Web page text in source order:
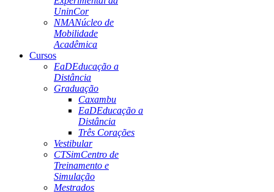
UninCor
NMANúcleo de
Mobilidade
Acadêmica
Cursos
EaDEducação a
Distância
Graduação
Caxambu
EaDEducação a
Distância
Três Corações
Vestibular
CTSimCentro de
Treinamento e
Simulação
Mestrados